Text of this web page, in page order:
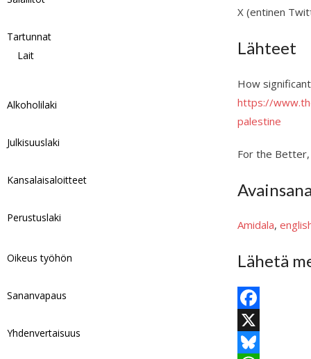
X (entinen
Lähteet
How
https://
palestine
For the
Amidala,
Lähetä
F
aX
Tartunnat
Lait
Alkoholilaki
Julkisuuslaki
Kansalaisaloitteet
Perustuslaki
Oikeus työhön
Sananvapaus
Yhdenvertaisuus